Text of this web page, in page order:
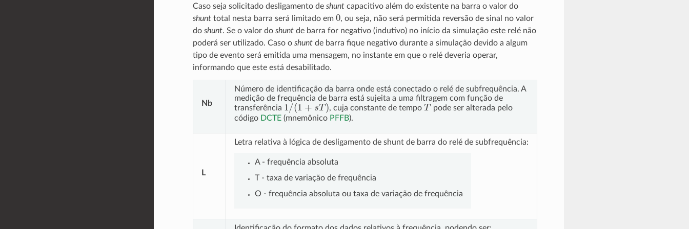
Caso seja solicitado desligamento de shuntcapacitivo além do existente na barra o valor do
shunttotal nesta barra será limitado em 0, ou seja, não será permitida reversão de sinal no valor
do shunt. Se o valor do shuntde barra for negativo (indutivo) no início da simulação este relé não
poderá ser utilizado. Caso o shuntde barra fique negativo durante a simulação devido a algum
tipo de evento será emitida uma mensagem, no instante em que o relé deveria operar,
informando que este está desabilitado.
Nb
Número de identificação da barra onde está conectado o relé de subfrequência. A
medição de frequência de barra está sujeita a uma filtragem com função de
transferência 1/(1+sT ) , cuja constante de tempoT pode ser alterada pelo
código DCTE(mnemônico PFFB).
L
Letra relativa à lógica de desligamento de shunt de barra do relé de subfrequência:
A - frequência absoluta
T - taxa de variação de frequência
O - frequência absoluta ou taxa de variação de frequência